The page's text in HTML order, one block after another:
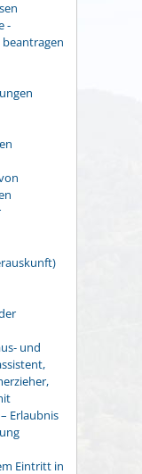
-
und
Erlaubnis
Eintritt in